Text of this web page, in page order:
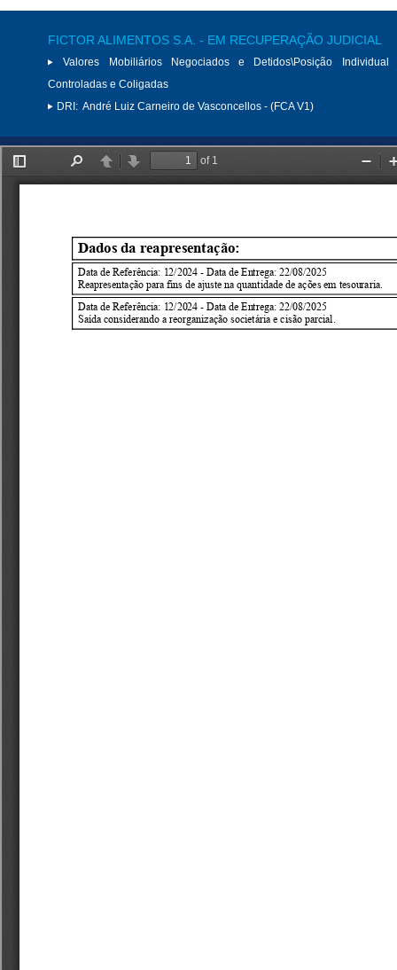
FICTOR ALIMENTOS S.A. - EM RECUPERAÇÃO JUDICIAL
Valores Mobiliários Negociados e Detidos\Posição
Controladas e Coligadas
DRI: André Luiz Carneiro de Vasconcellos - (FCA V1)